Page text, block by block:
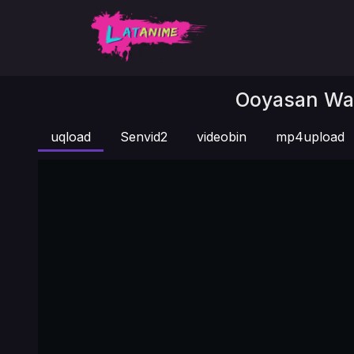
Ooyasan
uqload Senvid2 videobin mp4upload